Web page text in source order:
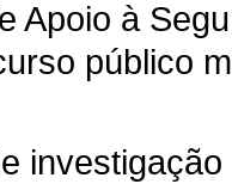
Apoio à
público